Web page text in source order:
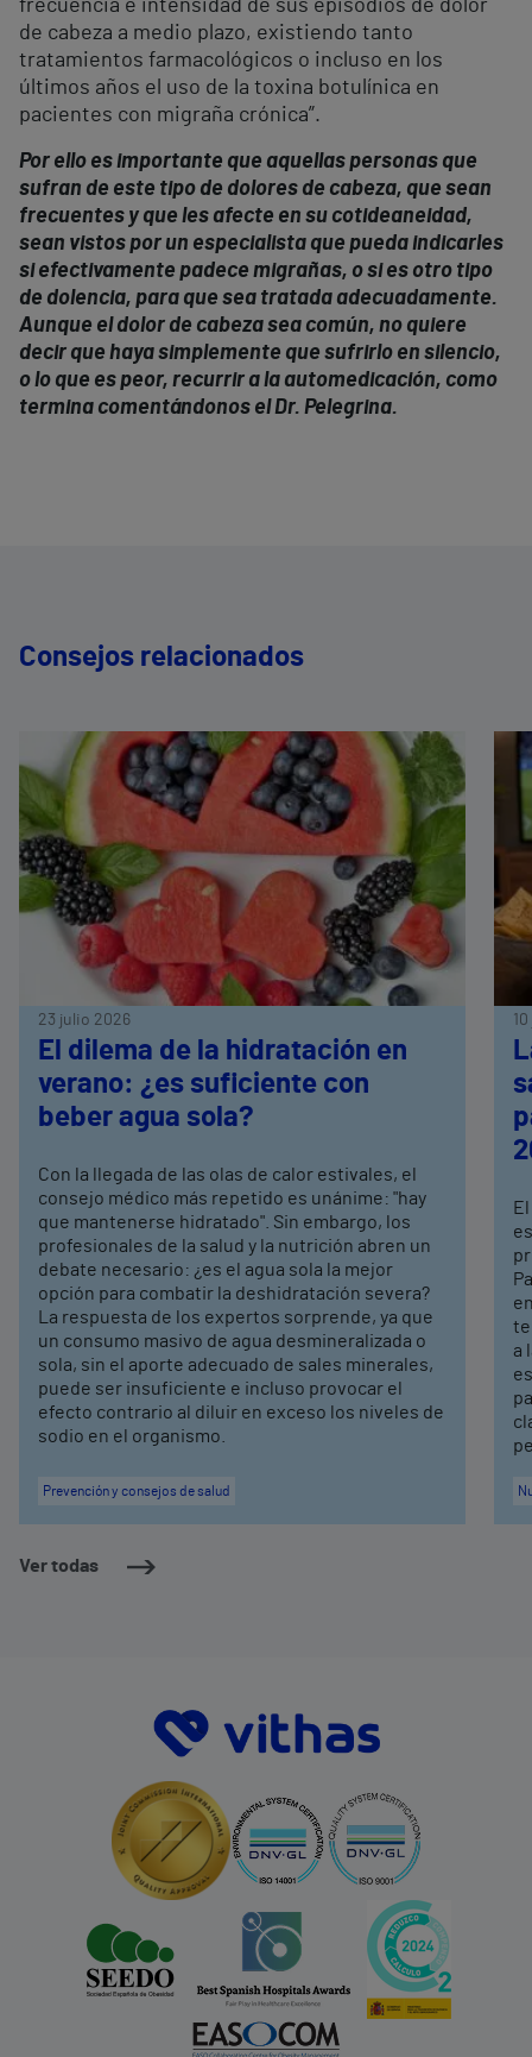
frecuencia e intensidad de sus episodios de dolor
de cabeza a medio plazo, existiendo tanto
tratamientos farmacológicos o incluso en los
últimos años el uso de la toxina botulínica en
pacientes con migraña crónica”.
Por ello es importante que aquellas personas que
sufran de este tipo de dolores de cabeza, que sean
frecuentes y que les afecte en su cotideaneidad,
sean vistos por un especialista que pueda indicarles
si efectivamente padece migrañas, o si es otro tipo
de dolencia, para que sea tratada adecuadamente.
Aunque el dolor de cabeza sea común, no quiere
decir que haya simplemente que sufrirlo en silencio,
o lo que es peor, recurrir a la automedicación, como
termina comentándonos el Dr. Pelegrina.
Consejos relacionados
Ver todas
23 julio 2026
El dilema de la hidratación en
verano: ¿es suficiente con
beber agua sola?
Con la llegada de las olas de calor estivales, el
consejo médico más repetido es unánime: "hay
que mantenerse hidratado". Sin embargo, los
profesionales de la salud y la nutrición abren un
debate necesario: ¿es el agua sola la mejor
opción para combatir la deshidratación severa?
La respuesta de los expertos sorprende, ya que
un consumo masivo de agua desmineralizada o
sola, sin el aporte adecuado de sales minerales,
puede ser insuficiente e incluso provocar el
efecto contrario al diluir en exceso los niveles de
sodio en el organismo.
Prevención y consejos de salud
a